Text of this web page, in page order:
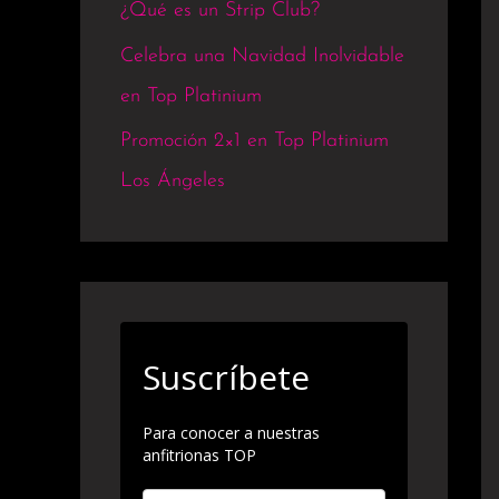
¿Qué es un Strip Club?
Celebra una Navidad Inolvidable
en Top Platinium
Promoción 2×1 en Top Platinium
Los Ángeles
Suscríbete
Para conocer a nuestras
anfitrionas TOP